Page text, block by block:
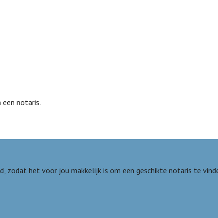
een notaris.
zodat het voor jou makkelijk is om een geschikte notaris te